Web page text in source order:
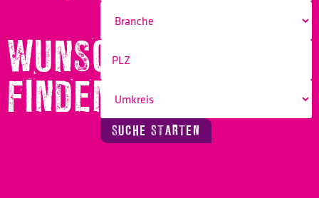
WUNSCHBERUF
FINDEN!
SUCHE STARTEN